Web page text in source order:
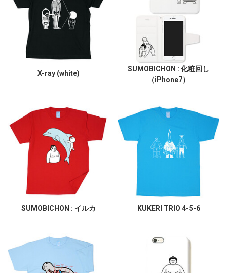
X-ray (white)
SUMOBICHON : 化粧回し
（iPhone7）
SUMOBICHON : イルカ KUKERI TRIO 4-5-6